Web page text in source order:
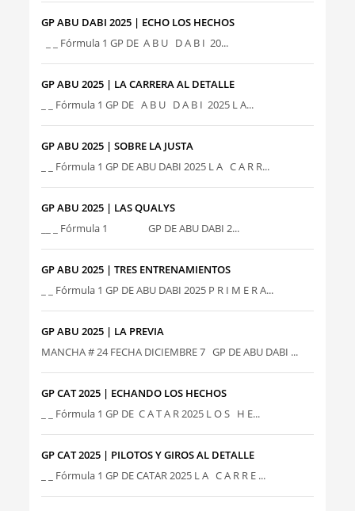
GP ABU DABI 2025 | ECHO LOS HECHOS
_ _ Fórmula 1 GP DE A B U D A B I 20...
GP ABU 2025 | LA CARRERA AL DETALLE
_ _ Fórmula 1 GP DE A B U D A B I 2025 L A...
GP ABU 2025 | SOBRE LA JUSTA
_ _ Fórmula 1 GP DE ABU DABI 2025 L A C A R R...
GP ABU 2025 | LAS QUALYS
__ _ Fórmula 1 GP DE ABU DABI 2...
GP ABU 2025 | TRES ENTRENAMIENTOS
_ _ Fórmula 1 GP DE ABU DABI 2025 P R I M E R A...
GP ABU 2025 | LA PREVIA
MANCHA # 24 FECHA DICIEMBRE 7 GP DE ABU DABI ...
GP CAT 2025 | ECHANDO LOS HECHOS
_ _ Fórmula 1 GP DE C A T A R 2025 L O S H E...
GP CAT 2025 | PILOTOS Y GIROS AL DETALLE
_ _ Fórmula 1 GP DE CATAR 2025 L A C A R R E ...